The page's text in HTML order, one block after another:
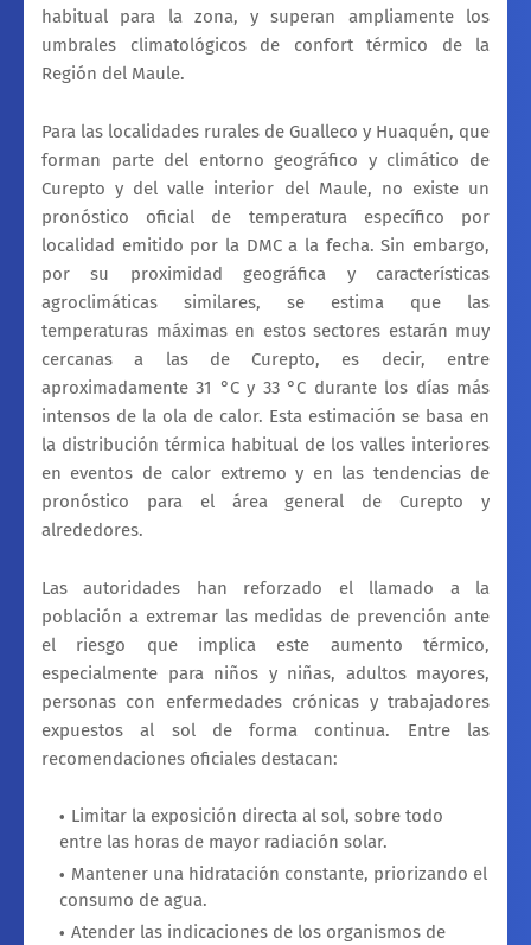
habitual para la zona, y superan ampliamente los
umbrales climatológicos de confort térmico de la
Región del Maule.
Para las localidades rurales de Gualleco y Huaquén, que
forman parte del entorno geográfico y climático de
Curepto y del valle interior del Maule, no existe un
pronóstico oficial de temperatura específico por
localidad emitido por la DMC a la fecha. Sin embargo,
por su proximidad geográfica y características
agroclimáticas similares, se estima que las
temperaturas máximas en estos sectores estarán muy
cercanas a las de Curepto, es decir, entre
aproximadamente 31 °C y 33 °C durante los días más
intensos de la ola de calor. Esta estimación se basa en
la distribución térmica habitual de los valles interiores
en eventos de calor extremo y en las tendencias de
pronóstico para el área general de Curepto y
alrededores.
Las autoridades han reforzado el llamado a la
población a extremar las medidas de prevención ante
el riesgo que implica este aumento térmico,
especialmente para niños y niñas, adultos mayores,
personas con enfermedades crónicas y trabajadores
expuestos al sol de forma continua. Entre las
recomendaciones oficiales destacan:
Limitar la exposición directa al sol, sobre todo
entre las horas de mayor radiación solar.
Mantener una hidratación constante, priorizando el
consumo de agua.
Atender las indicaciones de los organismos de